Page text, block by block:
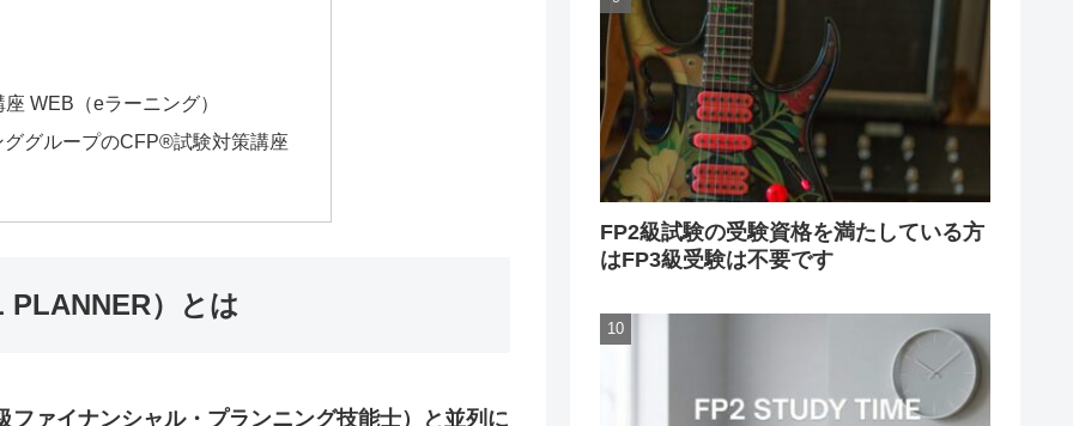
WEB（eラーニング）
グループのCFP®試験対策講座
）とは
ァイナンシャル・プランニング技能士）と並列に
FP2級試験の受験資格を満たしている方
はFP3級受験は不要です